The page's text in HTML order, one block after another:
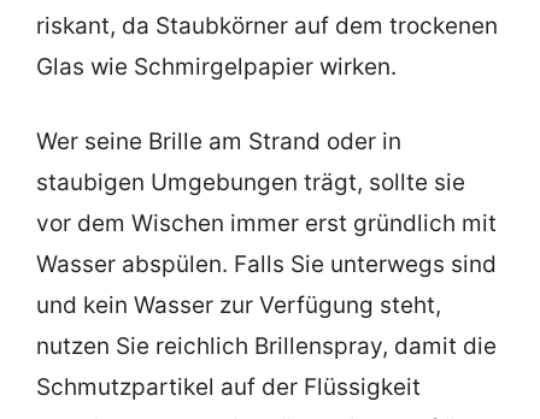
riskant, da Staubkörner auf dem trockenen
Glas wie Schmirgelpapier wirken.
Wer seine Brille am Strand oder in
staubigen Umgebungen trägt, sollte sie
vor dem Wischen immer erst gründlich mit
Wasser abspülen. Falls Sie unterwegs sind
und kein Wasser zur Verfügung steht,
nutzen Sie reichlich Brillenspray, damit die
Schmutzpartikel auf der Flüssigkeit